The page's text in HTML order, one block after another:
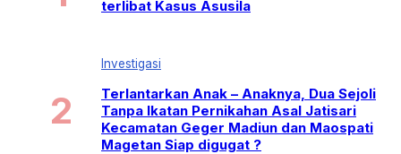
terlibat Kasus Asusila
Investigasi
Terlantarkan Anak – Anaknya, Dua Sejoli
Tanpa Ikatan Pernikahan Asal Jatisari
Kecamatan Geger Madiun dan Maospati
Magetan Siap digugat ?